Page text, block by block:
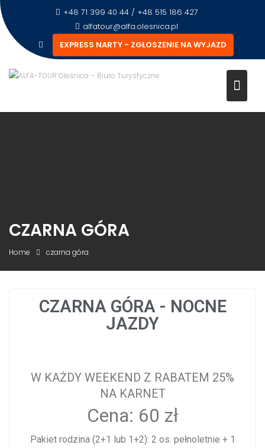
+48 71 399 40 44 / +48 515 186 427
alfatour@alfa.olesnica.pl
EXPRESS NARTY - ZGŁOSZENIE NA WYJAZD
CZARNA GÓRA
Home czarna góra
CZARNA GÓRA - NOCNE
JAZDY
W KAŻDY WEEKEND Z RABATEM 25%
NA KARNET
Cena: 60 zł
Pakiet rodzina (2+1 lub 1+2): 2 os. pełnoletnie + 1